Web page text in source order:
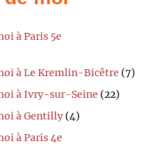
à Paris 5e
à Le Kremlin-Bicêtre (7)
à Ivry-sur-Seine (22)
à Gentilly (4)
à Paris 4e